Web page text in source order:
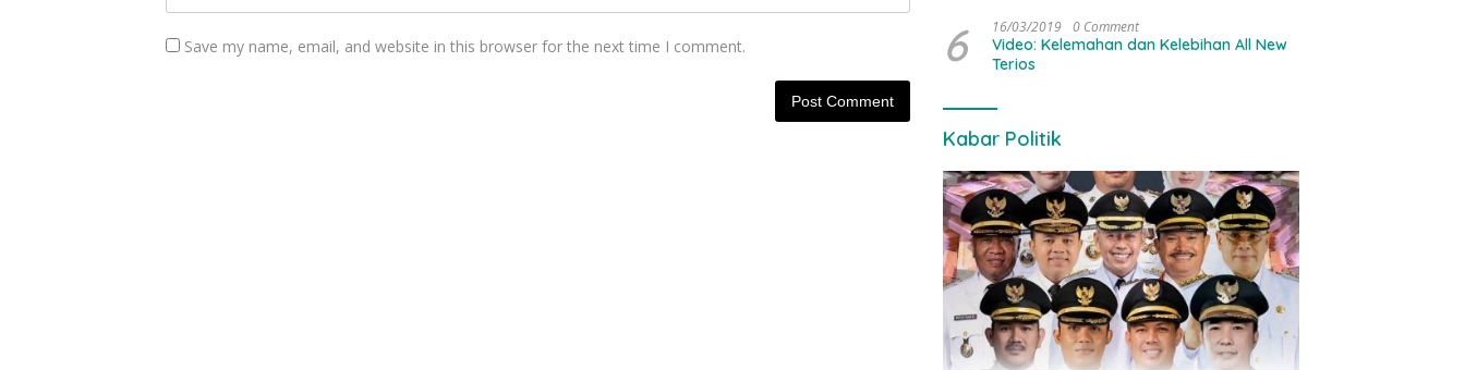
Save my name, email, and website in this browser for the next time I comment. 6 16/03/2019 0 Comment
Video: Kelemahan dan Kelebihan All New
Terios
Kabar Politik